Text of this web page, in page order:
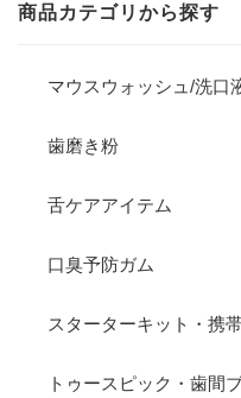
商品カテゴリから探す
マウスウォッシュ/洗口
歯磨き粉
舌ケアアイテム
口臭予防ガム
スターターキット・携
トゥースピック・歯間